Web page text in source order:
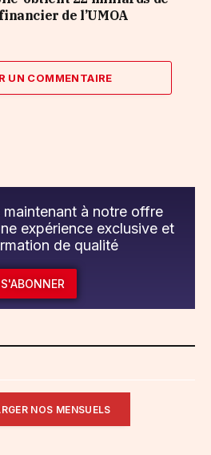
de l’UMOA
UN COMMENTAIRE
à notre offre
expérience exclusive et
de qualité
S'ABONNER
NOS MENSUELS